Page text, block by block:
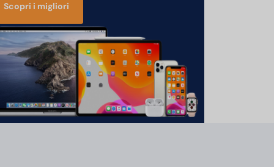
Scopri i migliori